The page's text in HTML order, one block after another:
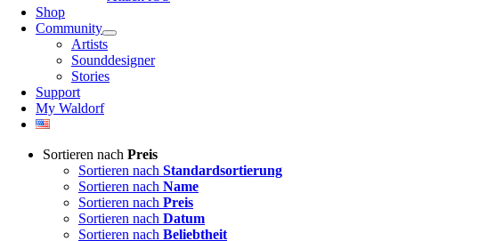
Shop
Community
Artists
Sounddesigner
Stories
Support
My Waldorf
Sortieren nach Preis
Sortieren nach Standardsortierung
Sortieren nach Name
Sortieren nach Preis
Sortieren nach Datum
Sortieren nach Beliebtheit